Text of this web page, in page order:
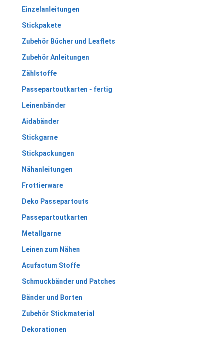
Einzelanleitungen
Stickpakete
Zubehör Bücher und Leaflets
Zubehör Anleitungen
Zählstoffe
Passepartoutkarten - fertig
Leinenbänder
Aidabänder
Stickgarne
Stickpackungen
Nähanleitungen
Frottierware
Deko Passepartouts
Passepartoutkarten
Metallgarne
Leinen zum Nähen
Acufactum Stoffe
Schmuckbänder und Patches
Bänder und Borten
Zubehör Stickmaterial
Dekorationen